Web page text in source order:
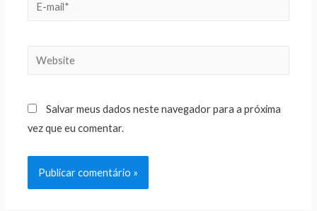
Salvar meus dados neste navegador para a próxima
vez que eu comentar.